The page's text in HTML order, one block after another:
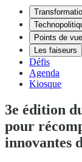
Points de vue
Les faiseurs
Défis
Agenda
Kiosque
3e édition
pour
innovantes